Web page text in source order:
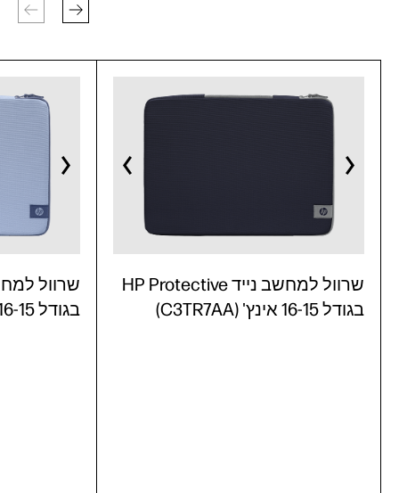
בגודל 16-15 אינץ' (C3TR6AA)
שרוול למחשב נייד HP Protective
בגודל 16-15 אינץ' (C3TR7AA)